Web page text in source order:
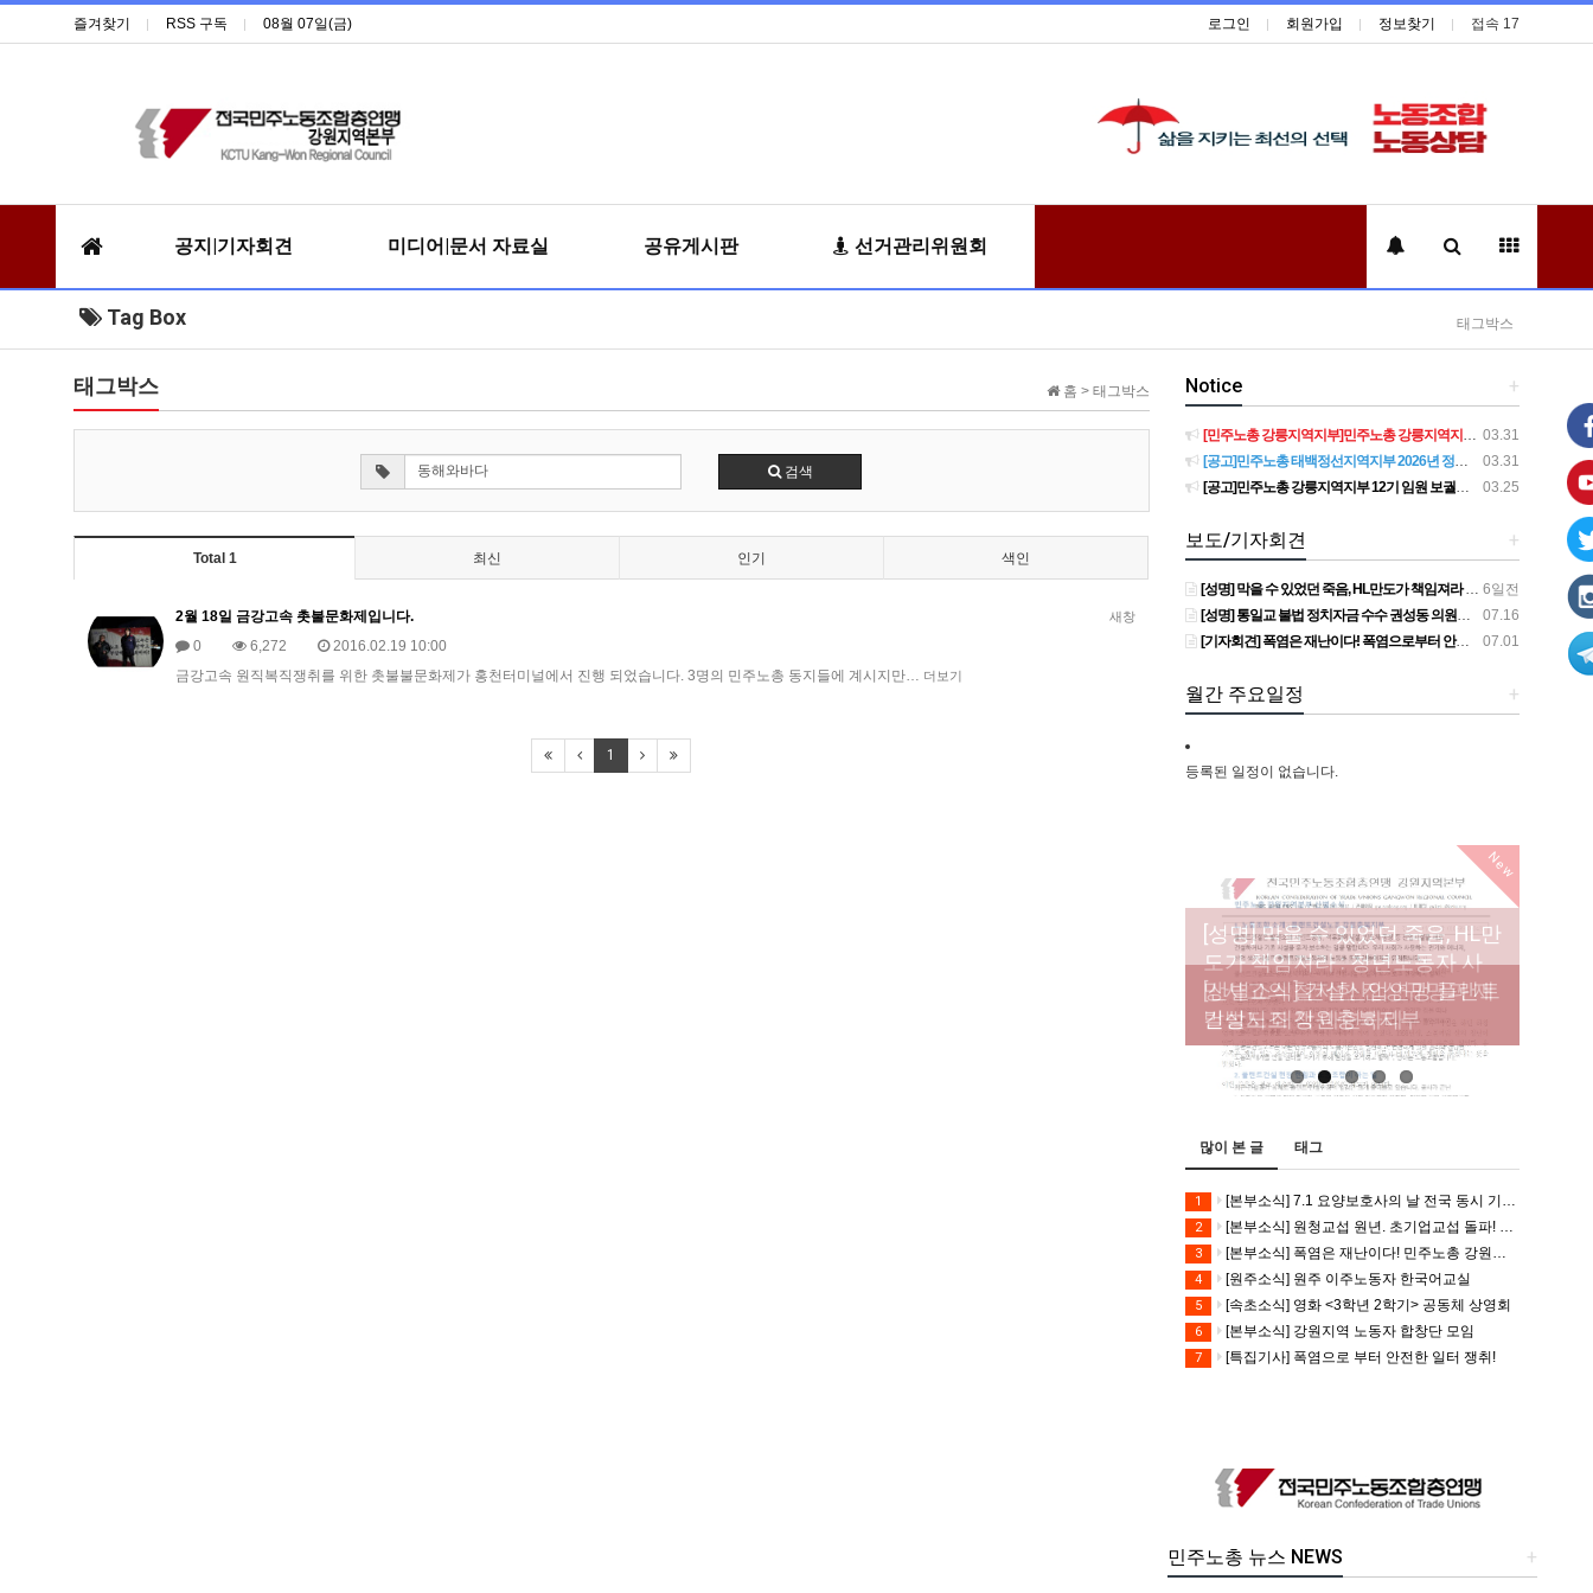
즐겨찾기 RSS 구독 08월 07일(금) 로그인 회원가입 정보찾기 접속 17
공지|기자회견 미디어|문서 자료실 공유게시판 선거관리위원회
Tag Box 태그박스
홈 > 태그박스
태그박스
검색
Total 1 최신 인기 색인
새창
2월 18일 금강고속 촛불문화제입니다.
0
6,272
2016.02.19 10:00
금강고속 원직복직쟁취를 위한 촛불불문화제가 홍천터미널에서 진행 되었습니다. 3명의 민주노총 동지들에 계시지만… 더보기
1
+
Notice
03.31
[민주노총 강릉지역지부]민주노총 강릉지역지부 제12기 임원 보궐선거결과 공고
03.31
[공고]민주노총 태백정선지역지부 2026년 정기 대의원대회 재소집 건
03.25
[공고]민주노총 강릉지역지부 12기 임원 보궐선거 후보자 확정 공고
+
보도/기자회견
6일전
[성명] 막을 수 있었던 죽음, HL만도가 책임져라 : 청년노동자 사망사고의 철저한 진상규명과 재발방지 대책 마련하라
07.16
[성명] 통일교 불법 정치자금 수수 권성동 의원직 상실, 사필귀정이다
07.01
[기자회견] 폭염은 재난이다! 폭염으로부터 안전한 일터를 위한 민주노총 강원지역본부 폭염감시단 선포 기자회견
+
월간 주요일정
등록된 일정이 없습니다.
New
[성명] 막을 수 있었던 죽음, HL만
도가 책임져라 : 청년노동자 사
망사고의 철저한 진상규명과 재
발방지 대책 마련하라
[산별소식] 건설산업연맹 플랜트
건설노조 강원충북지부
[강릉,속초,원주,춘천] 폭염감시
단 사업 이모저모
[조합원☆인터뷰] 서비스연맹 전
국학교비정규직노동조합 강원
지부 김유미 춘천지회장
[본부소식] 강원지역 노동자 합
창단 모임
많이 본 글 태그
1 [본부소식] 7.1 요양보호사의 날 전국 동시 기자회견
2 [본부소식] 원청교섭 원년. 초기업교섭 돌파! 모든 노동자의 노동기본권 쟁취! 민주노총 7.15 총파업대회
3 [본부소식] 폭염은 재난이다! 민주노총 강원지역본부 폭염감시단 선포 기자회견
4 [원주소식] 원주 이주노동자 한국어교실
5 [속초소식] 영화 <3학년 2학기> 공동체 상영회
6 [본부소식] 강원지역 노동자 합창단 모임
7 [특집기사] 폭염으로 부터 안전한 일터 쟁취!
+
민주노총 뉴스 NEWS